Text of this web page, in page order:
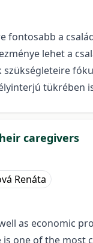
a
lehet a
tükrében
caregivers
Renáta
as economic
one of the